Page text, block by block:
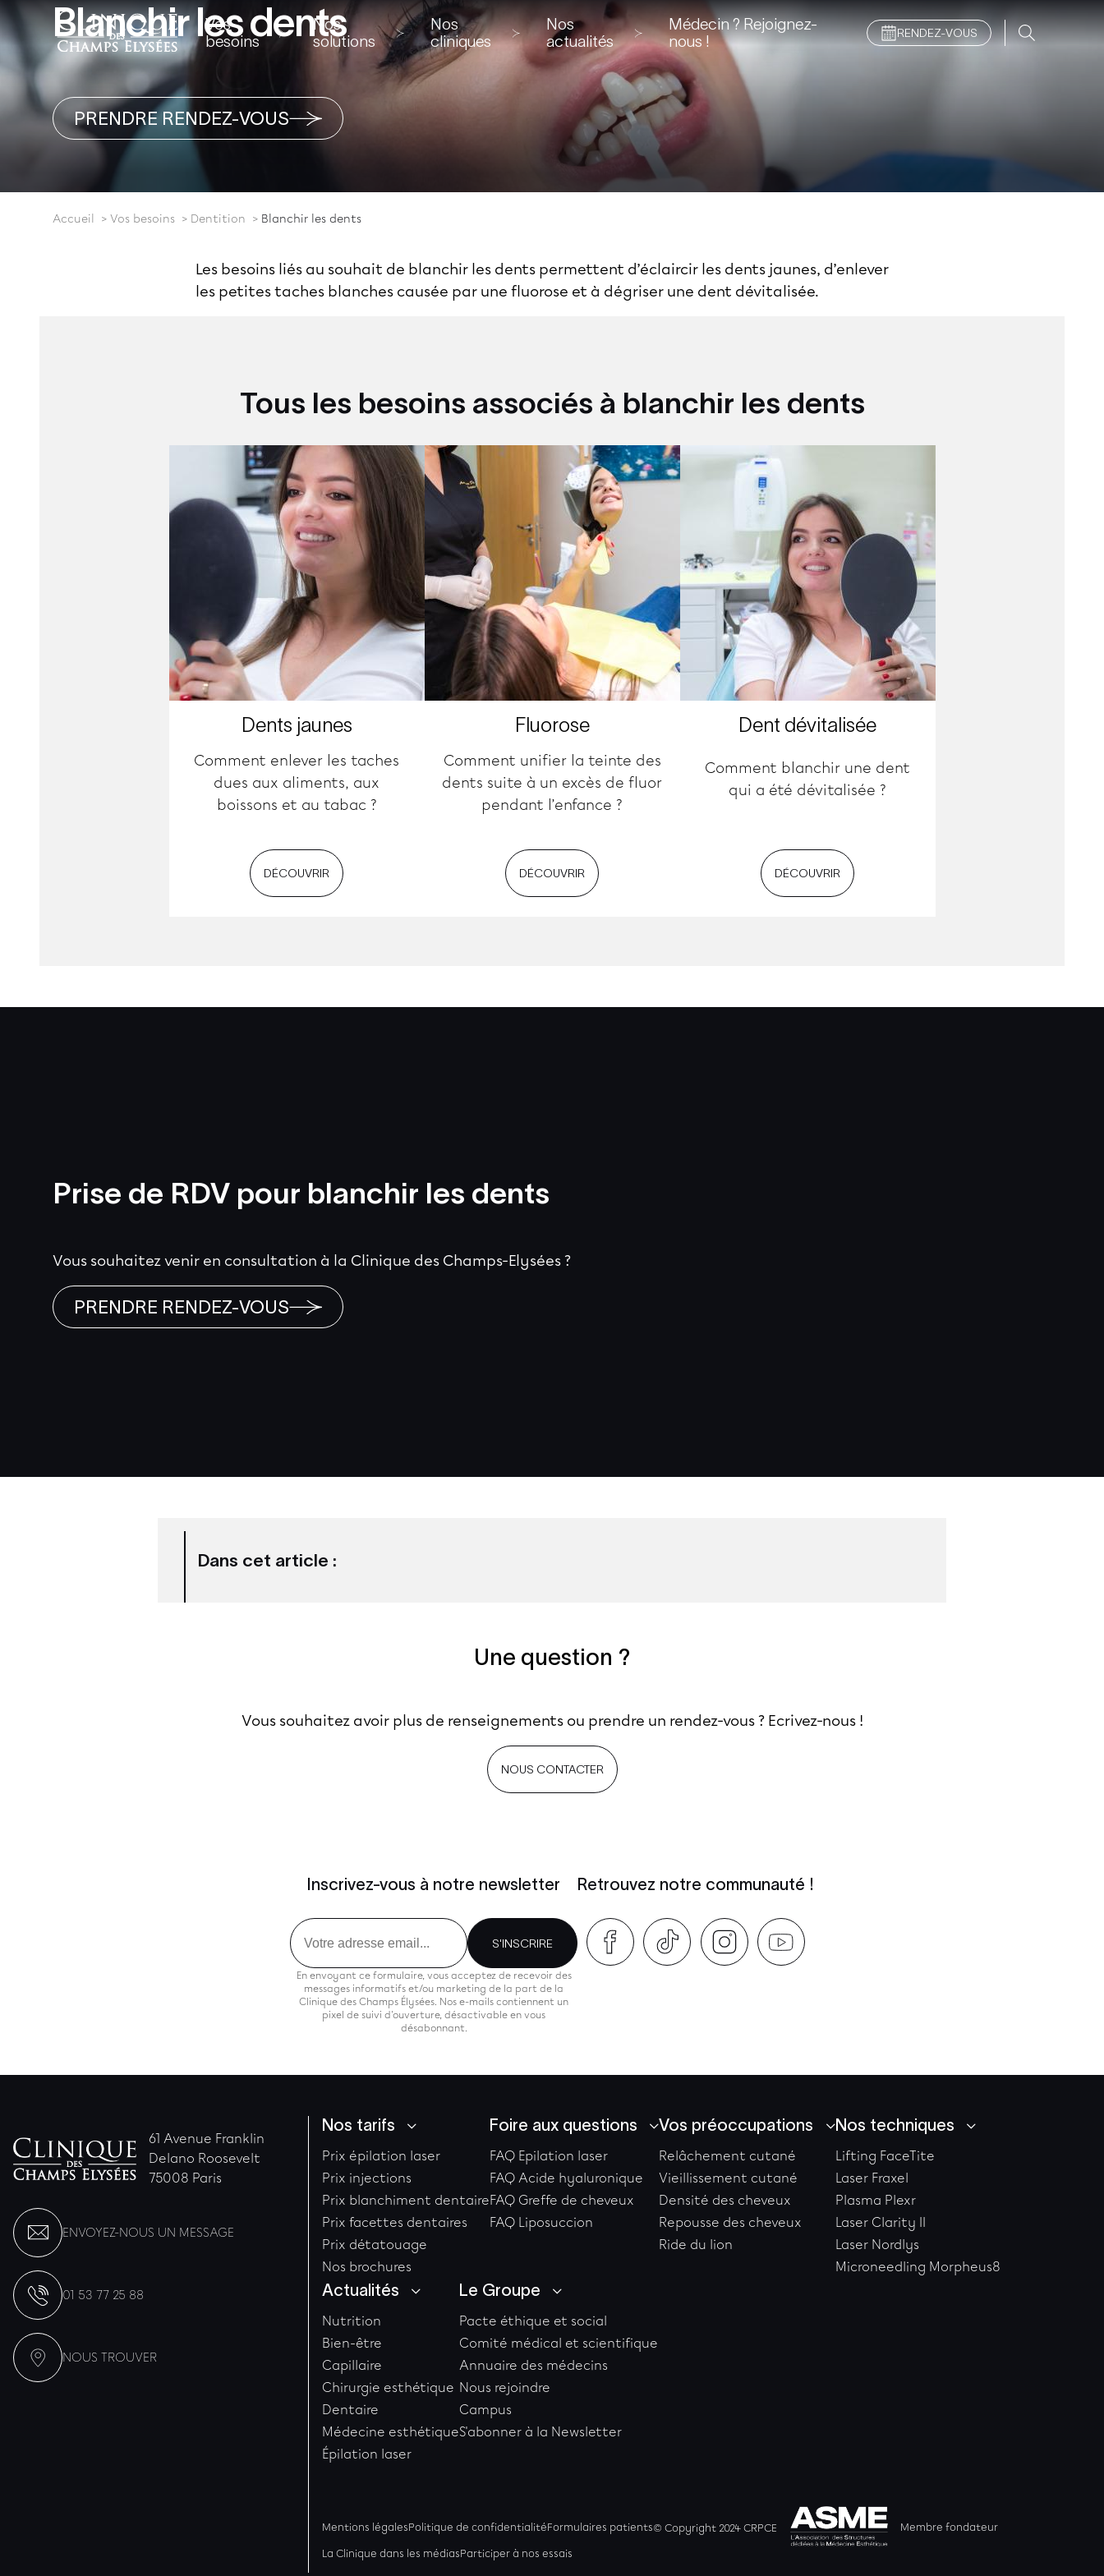
Vos
besoins
Nos
solutions
Nos
cliniques
Nos
actualités
Médecin ? Rejoignez-
nous !
RENDEZ-VOUS
Blanchir les dents
PRENDRE RENDEZ-VOUS
Accueil Vos besoins Dentition Blanchir les dents
Dans cet article :
Les besoins liés au souhait de blanchir les dents permettent d’éclaircir les dents jaunes, d’enlever
les petites taches blanches causée par une fluorose et à dégriser une dent dévitalisée.
Tous les besoins associés à blanchir les dents
Dents jaunes
Comment enlever les taches
dues aux aliments, aux
boissons et au tabac ?
DÉCOUVRIR
Fluorose
Comment unifier la teinte des
dents suite à un excès de fluor
pendant l’enfance ?
DÉCOUVRIR
Dent dévitalisée
Comment blanchir une dent
qui a été dévitalisée ?
DÉCOUVRIR
Prise de RDV pour blanchir les dents
Vous souhaitez venir en consultation à la Clinique des Champs-Elysées ?
PRENDRE RENDEZ-VOUS
Une question ?
Vous souhaitez avoir plus de renseignements ou prendre un rendez-vous ? Ecrivez-nous !
NOUS CONTACTER
Inscrivez-vous à notre newsletter
Email
S'INSCRIRE
En envoyant ce formulaire, vous acceptez de recevoir des
messages informatifs et/ou marketing de la part de la
Clinique des Champs Élysées. Nos e-mails contiennent un
pixel de suivi d'ouverture, désactivable en vous
désabonnant.
Retrouvez notre communauté !
Nos tarifs
Prix épilation laser
Prix injections
Prix blanchiment dentaire
Prix facettes dentaires
Prix détatouage
Nos brochures
Foire aux questions
FAQ Epilation laser
FAQ Acide hyaluronique
FAQ Greffe de cheveux
FAQ Liposuccion
Vos préoccupations
Relâchement cutané
Vieillissement cutané
Densité des cheveux
Repousse des cheveux
Ride du lion
Nos techniques
Lifting FaceTite
Laser Fraxel
Plasma Plexr
Laser Clarity II
Laser Nordlys
Microneedling Morpheus8
Actualités
Nutrition
Bien-être
Capillaire
Chirurgie esthétique
Dentaire
Médecine esthétique
Épilation laser
Le Groupe
Pacte éthique et social
Comité médical et scientifique
Annuaire des médecins
Nous rejoindre
Campus
S'abonner à la Newsletter
61 Avenue Franklin
Delano Roosevelt
75008 Paris
ENVOYEZ-NOUS UN MESSAGE
01 53 77 25 88
NOUS TROUVER
Mentions légalesPolitique de confidentialitéFormulaires patients© Copyright 2024 CRPCE Membre fondateur
La Clinique dans les médiasParticiper à nos essais